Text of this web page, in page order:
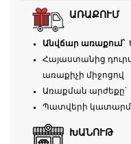
ԱՌԱՔՈՒՄ
Անվճար առաքում՝
Հայաստանից
առաքիչի միջոցով
Առաքման
Պատվերի
ԽԱՆՈՒԹ